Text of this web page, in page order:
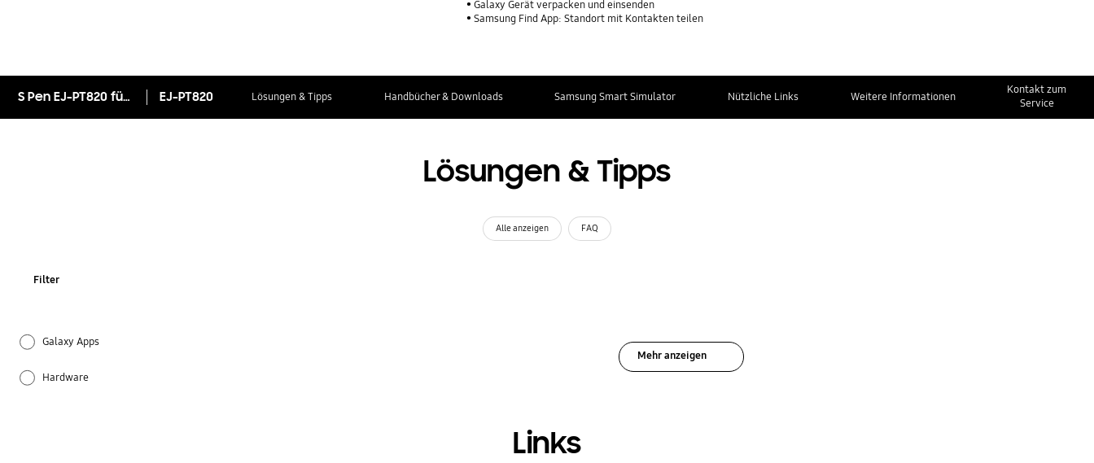
Galaxy Gerät verpacken und einsenden
Samsung Find App: Standort mit Kontakten teilen
S Pen EJ-PT820 für Galaxy Tab S3 EJ-PT820 Lösungen & Tipps Handbücher & Downloads Samsung Smart Simulator Nützliche Links Weitere Informationen
Kontakt zum
Service
Lösungen & Tipps
Alle anzeigen FAQ
Filter
Galaxy Apps
Hardware
Mehr anzeigen
Links